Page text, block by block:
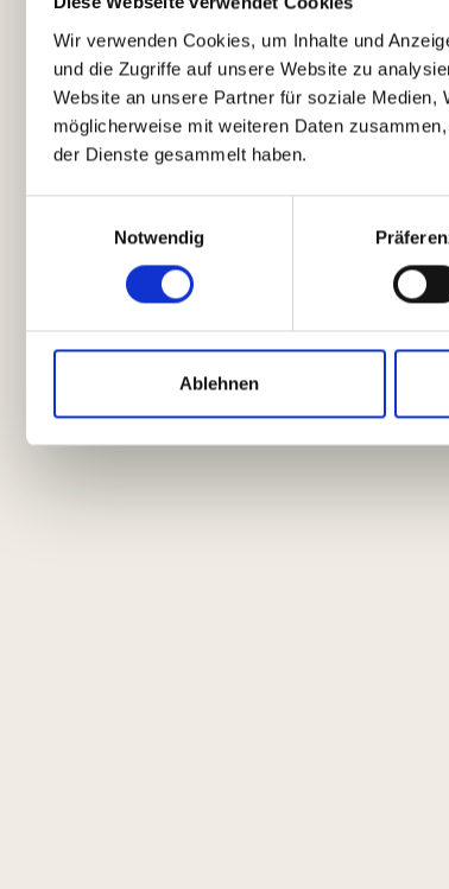
Wir verwenden Cookies, um Inhalte und
und die Zugriffe auf unsere Website zu
Website an unsere Partner für soziale Medien,
möglicherweise mit weiteren Daten
der Dienste gesammelt haben.
Notwendig
Ablehnen
Einer der
Christenheit:
Einer der
Christenheit: